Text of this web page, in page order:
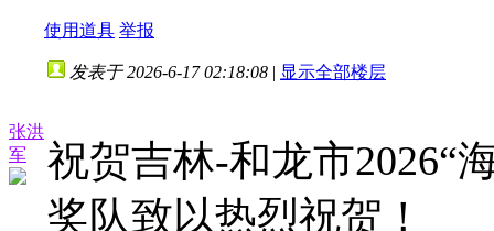
使用道具 举报
张洪
军
发表于 2026-6-17 02:18:08 | 显示全部楼层
祝贺吉林-和龙市2026“
奖队致以热烈祝贺！